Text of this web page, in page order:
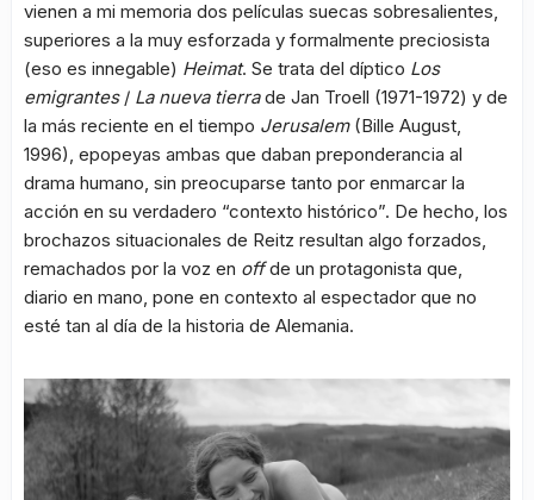
vienen a mi memoria dos películas suecas sobresalientes,
superiores a la muy esforzada y formalmente preciosista
(eso es innegable) Heimat. Se trata del díptico Los
emigrantes/ La nueva tierrade Jan Troell (1971-1972) y de
la más reciente en el tiempo Jerusalem(Bille August,
1996), epopeyas ambas que daban preponderancia al
drama humano, sin preocuparse tanto por enmarcar la
acción en su verdadero “contexto histórico”. De hecho, los
brochazos situacionales de Reitz resultan algo forzados,
remachados por la voz en offde un protagonista que,
diario en mano, pone en contexto al espectador que no
esté tan al día de la historia de Alemania.